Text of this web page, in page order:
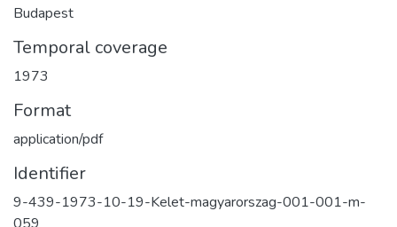
Budapest
Temporal coverage
1973
Format
application/pdf
Identifier
9-439-1973-10-19-Kelet-magyarorszag-001-001-m-